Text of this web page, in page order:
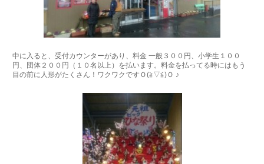
中に入ると、受付カウンターがあり、料金 一般３００円、小学生１００
円、団体２００円（１０名以上）を払います。料金を払ってる時にはもう
目の前に人形がたくさん！ワクワクですＯ(≧▽≦)Ｏ ♪